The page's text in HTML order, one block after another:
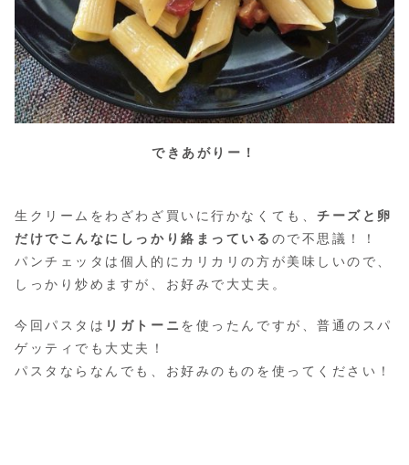
できあがりー！
生クリームをわざわざ買いに行かなくても、チーズと卵
だけでこんなにしっかり絡まっている ので不思議！！
パンチェッタは個人的にカリカリの方が美味しいので、
しっかり炒めますが、お好みで大丈夫。
今回パスタは リガトーニ を使ったんですが、普通のスパ
ゲッティでも大丈夫！
パスタならなんでも、お好みのものを使ってください！